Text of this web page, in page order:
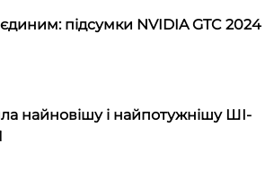
підсумки NVIDIA GTC 2024
найновішу і найпотужнішу ШІ-